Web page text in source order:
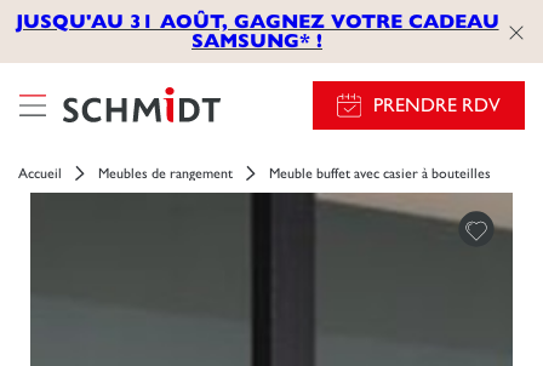
JUSQU'AU 31 AOÛT, GAGNEZ VOTRE CADEAU
SAMSUNG* !
PRENDRE RDV
Accueil Meubles de rangement Meuble buffet avec casier à bouteilles